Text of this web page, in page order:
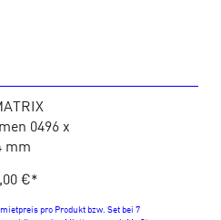
0496 x
mm
€*
pro Produkt bzw. Set bei 7